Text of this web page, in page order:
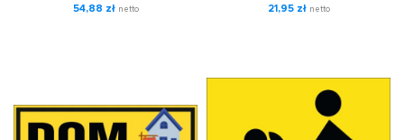
54,88 złnetto
21,95 złnetto